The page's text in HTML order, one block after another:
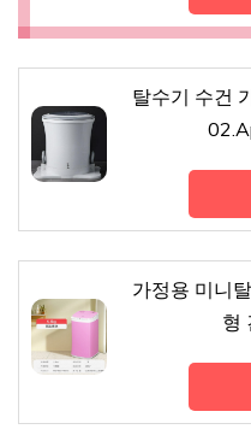
탈수기 수건
가정용 미니
형